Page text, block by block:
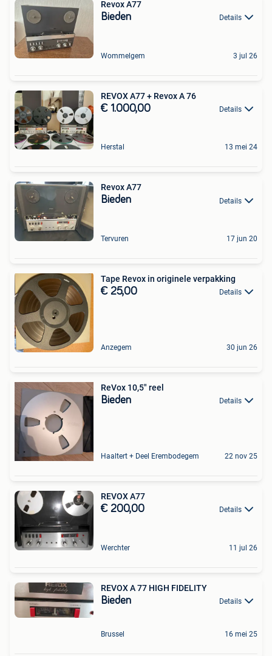
Revox A77
Bieden Details
Wommelgem 3 jul 26
REVOX A77 + Revox A 76
€ 1.000,00 Details
Herstal 13 mei 24
Revox A77
Bieden Details
Tervuren 17 jun 20
Tape Revox in originele verpakking
€ 25,00 Details
Anzegem 30 jun 26
ReVox 10,5" reel
Bieden Details
Haaltert + Deel Erembodegem 22 nov 25
REVOX A77
€ 200,00 Details
Werchter 11 jul 26
REVOX A 77 HIGH FIDELITY
Bieden Details
Brussel 16 mei 25